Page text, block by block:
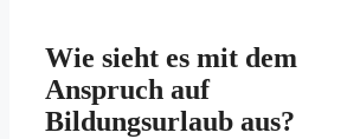
Wie sieht es mit dem
Anspruch auf
Bildungs­urlaub aus?